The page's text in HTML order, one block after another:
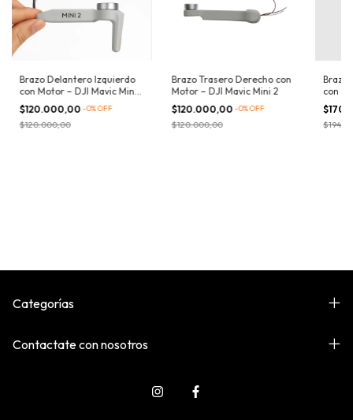
Brazo Delantero Izquierdo
con Motor – DJI Mavic Mini
2
$120.000,00 -0%OFF
$120.000,00
Brazo Trasero Derecho con
Motor – DJI Mavic Mini 2
$120.000,00 -0%OFF
$120.000,00
Brazo
con
4 Pro
Categorías
Contactate con nosotros